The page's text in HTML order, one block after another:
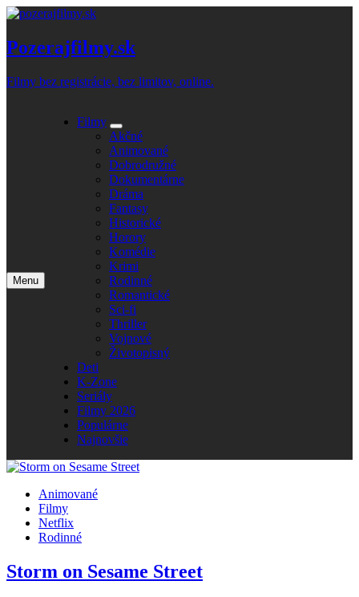
Skip
content
Pozerajfilmy.sk
Filmy bez registrácie, bez limitov, online.
Menu
Open
Filmy
Expand
submenu
Akčné
Animované
Dobrodružné
Dokumentárne
Dráma
Fantasy
Historické
Horory
Komédie
Krimi
Rodinné
Romantické
Sci-fi
Thriller
Vojnové
Životopisný
Deti
K-Zone
Seriály
Filmy 2026
Populárne
Najnovšie
Animované
Filmy
Netflix
Rodinné
Storm on Sesame Street